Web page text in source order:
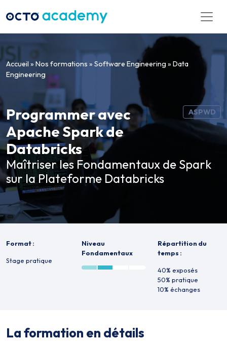
Accueil » Nos formations » Software Engineering » Data
Engineering
ASPWD
Programmer avec
Apache Spark de
Databricks
Maîtriser les Fondamentaux de Spark
sur la Plateforme Databricks
Format :
Stage pratique
Niveau
Fondamentaux
Répartition du
temps :
40% exposés
50% pratique
10% échanges
La formation en détails